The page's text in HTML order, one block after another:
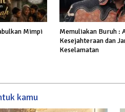
Mimpi
Memuliakan Buruh :
Kesejahteraan dan
Keselamatan
kamu